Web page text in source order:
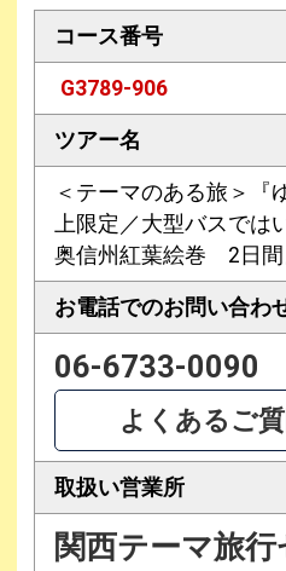
コース番号
G3789-906
ツアー名
＜テーマのある旅＞『
上限定／大型バスでは
奥信州紅葉絵巻 2日間
お電話でのお問い合わ
06-6733-0090
よくあるご
取扱い営業所
関西テーマ旅